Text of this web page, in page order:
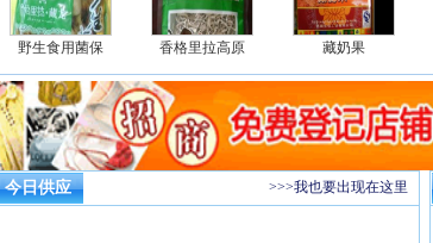
野生食用菌保 香格里拉高原 藏奶果
今日供应 >>>我也要出现在这里